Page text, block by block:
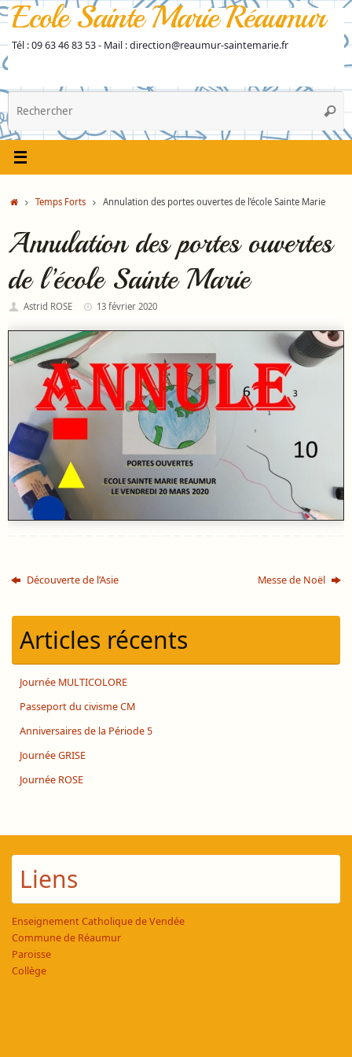
Passer
au
contenu
Ecole Sainte Marie Réaumur
Tél : 09 63 46 83 53 - Mail : direction@reaumur-saintemarie.fr
:
AccueilTemps Forts Annulation des portes ouvertes de l’école Sainte Marie
Annulation des portes ouvertes
de l’école Sainte Marie
Astrid ROSE 13 février 2020
Découverte de l’Asie Messe de Noël
Articles récents
Journée MULTICOLORE
Passeport du civisme CM
Anniversaires de la Période 5
Journée GRISE
Journée ROSE
Liens
Enseignement Catholique de Vendée
Commune de Réaumur
Paroisse
Collège